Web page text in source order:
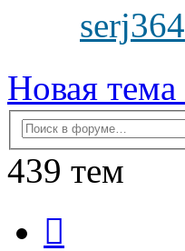
serj364
Новая тема
439 тем
из